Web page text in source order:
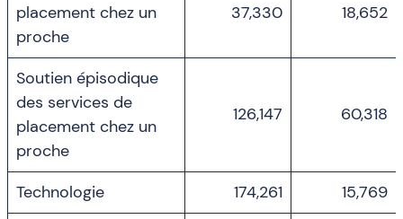
placement chez un
proche
37,330 18,652
Soutien épisodique
des services de
placement chez un
proche
126,147 60,318
Technologie 174,261
15,769